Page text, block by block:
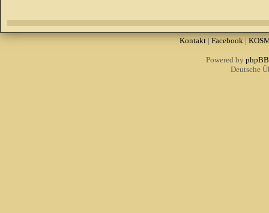
Kontakt| Facebook|
Powered by phpBB
Deutsche